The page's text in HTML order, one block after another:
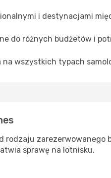
i destynacjami
do różnych budżetów i
na wszystkich typach
rodzaju
sprawę na lotnisku.